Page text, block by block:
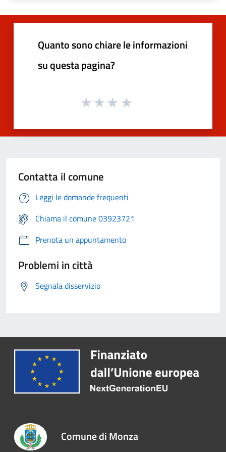
Quanto sono chiare le informazioni
su questa pagina?
Contatta il comune
Leggi le domande frequenti
Chiama il comune 03923721
Prenota un appuntamento
Problemi in città
Segnala disservizio
Comune di Monza